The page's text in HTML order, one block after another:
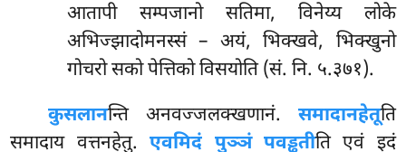
आतापी सम्पजानो सतिमा, विनेय्य लोके
अभिज्झादोमनस्सं – अयं, भिक्खवे, भिक्खुनो
गोचरो सको पेत्तिको विसयोति (सं. नि. ५.३७१).
कुसलानन्ति अनवज्जलक्खणानं. समादानहेतूति
समादाय वत्तनहेतु.एवमिदं पुञ्ञं पवड्ढतीतिएवं इदं